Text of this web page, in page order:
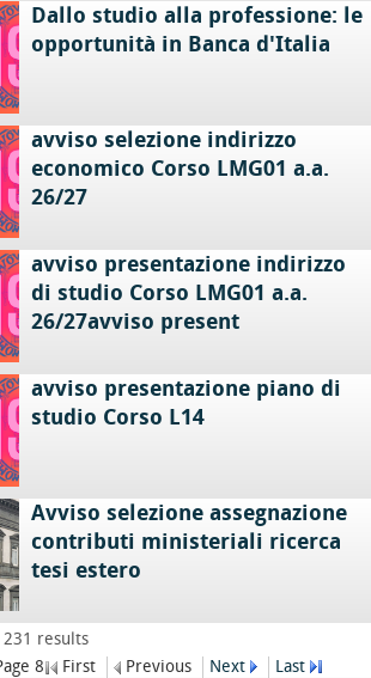
Dallo studio alla professione: le
opportunità in Banca d'Italia
avviso selezione indirizzo
economico Corso LMG01 a.a.
26/27
avviso presentazione indirizzo
di studio Corso LMG01 a.a.
26/27avviso present
avviso presentazione piano di
studio Corso L14
Avviso selezione assegnazione
contributi ministeriali ricerca
tesi estero
231 results
8
First Previous Next Last